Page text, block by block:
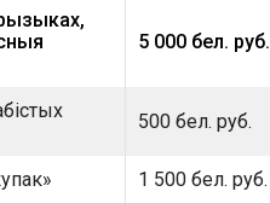
5 000 бел. руб.
500 бел. руб.
1 500 бел. руб.